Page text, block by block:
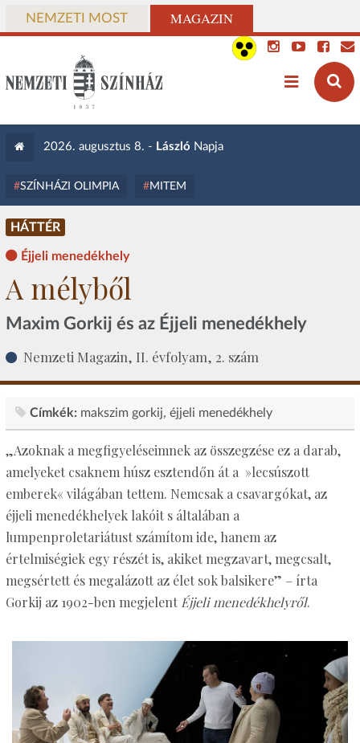
NEMZETI MOST MAGAZIN
2026. augusztus 8. - László Napja
SZÍNHÁZI OLIMPIA MITEM
HÁTTÉR
Éjjeli menedékhely
A mélyből
Maxim Gorkij és az Éjjeli menedékhely
Nemzeti Magazin, II. évfolyam, 2. szám
Címkék: makszim gorkij éjjeli menedékhely
„Azoknak a megfigyeléseimnek az összegzése ez a darab,
amelyeket csaknem húsz esztendőn át a »lecsúszott
emberek« világában tettem. Nemcsak a csavargókat, az
éjjeli menedékhelyek lakóit s általában a
lumpenproletariátust számítom ide, hanem az
értelmiségiek egy részét is, akiket megzavart, megcsalt,
megsértett és megalázott az élet sok balsikere” – írta
Gorkij az 1902-ben megjelent Éjjeli menedékhelyről.